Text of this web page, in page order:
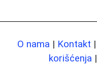
O nama | Kontakt |
korišćenja |